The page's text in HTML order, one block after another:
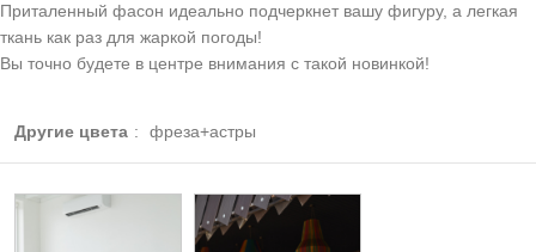
Приталенный фасон идеально подчеркнет вашу фигуру, а легкая
ткань как раз для жаркой погоды!
Вы точно будете в центре внимания с такой новинкой!
Другие цвета : фреза+астры